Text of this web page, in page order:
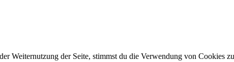
Weiternutzung der Seite, stimmst du die Verwendung von Cookies